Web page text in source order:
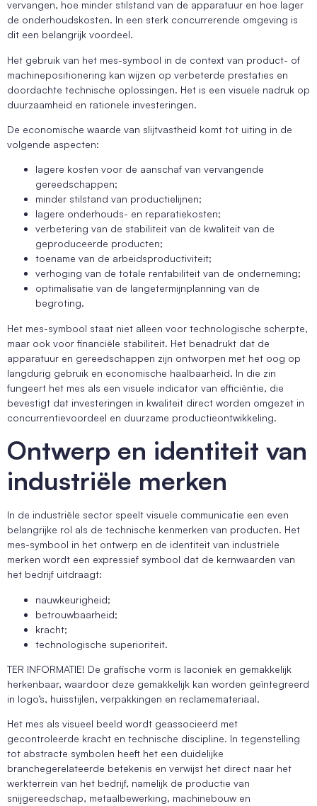
vervangen, hoe minder stilstand van de apparatuur en hoe lager
de onderhoudskosten. In een sterk concurrerende omgeving is
dit een belangrijk voordeel.
Het gebruik van het mes-symbool in de context van product- of
machinepositionering kan wijzen op verbeterde prestaties en
doordachte technische oplossingen. Het is een visuele nadruk op
duurzaamheid en rationele investeringen.
De economische waarde van slijtvastheid komt tot uiting in de
volgende aspecten:
lagere kosten voor de aanschaf van vervangende
gereedschappen;
minder stilstand van productielijnen;
lagere onderhouds- en reparatiekosten;
verbetering van de stabiliteit van de kwaliteit van de
geproduceerde producten;
toename van de arbeidsproductiviteit;
verhoging van de totale rentabiliteit van de onderneming;
optimalisatie van de langetermijnplanning van de
begroting.
Het mes-symbool staat niet alleen voor technologische scherpte,
maar ook voor financiële stabiliteit. Het benadrukt dat de
apparatuur en gereedschappen zijn ontworpen met het oog op
langdurig gebruik en economische haalbaarheid. In die zin
fungeert het mes als een visuele indicator van efficiëntie, die
bevestigt dat investeringen in kwaliteit direct worden omgezet in
concurrentievoordeel en duurzame productieontwikkeling.
Ontwerp en identiteit van
industriële merken
In de industriële sector speelt visuele communicatie een even
belangrijke rol als de technische kenmerken van producten. Het
mes-symbool in het ontwerp en de identiteit van industriële
merken wordt een expressief symbool dat de kernwaarden van
het bedrijf uitdraagt:
nauwkeurigheid;
betrouwbaarheid;
kracht;
technologische superioriteit.
TER INFORMATIE! De grafische vorm is laconiek en gemakkelijk
herkenbaar, waardoor deze gemakkelijk kan worden geïntegreerd
in logo’s, huisstijlen, verpakkingen en reclamemateriaal.
Het mes als visueel beeld wordt geassocieerd met
gecontroleerde kracht en technische discipline. In tegenstelling
tot abstracte symbolen heeft het een duidelijke
branchegerelateerde betekenis en verwijst het direct naar het
werkterrein van het bedrijf, namelijk de productie van
snijgereedschap, metaalbewerking, machinebouw en